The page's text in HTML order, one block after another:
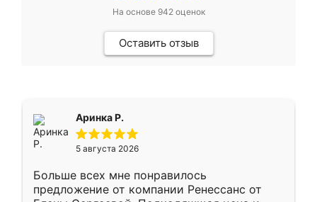
На основе 942оценок
Оставить отзыв
Аринка Р.
5 августа 2026
Больше всех мне понравилось
предложение от компании Ренессанс от